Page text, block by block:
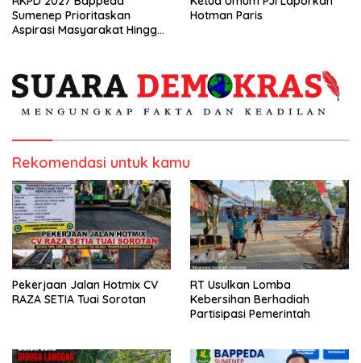
Sumenep Prioritaskan
Aspirasi Masyarakat Hingga
Hotman Paris
Rekomendasi untuk kamu
Pekerjaan Jalan Hotmix CV
RAZA SETIA Tuai Sorotan
RT Usulkan Lomba
Kebersihan Berhadiah
Partisipasi Pemerintah